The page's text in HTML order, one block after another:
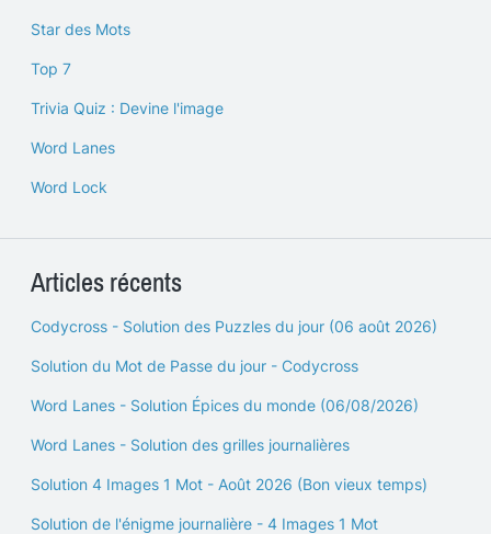
Star des Mots
Top 7
Trivia Quiz : Devine l'image
Word Lanes
Word Lock
Articles récents
Codycross - Solution des Puzzles du jour (06 août 2026)
Solution du Mot de Passe du jour - Codycross
Word Lanes - Solution Épices du monde (06/08/2026)
Word Lanes - Solution des grilles journalières
Solution 4 Images 1 Mot - Août 2026 (Bon vieux temps)
Solution de l'énigme journalière - 4 Images 1 Mot